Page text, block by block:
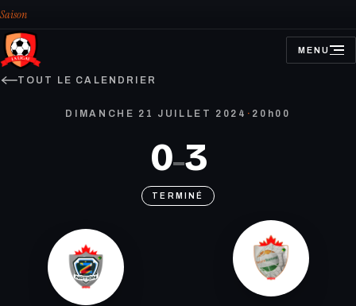
Saison
MENU
OUVRIR
LE
TOUT LE CALENDRIER
DIMANCHE 21 JUILLET 2024 · 20h00
0–3
TERMINÉ